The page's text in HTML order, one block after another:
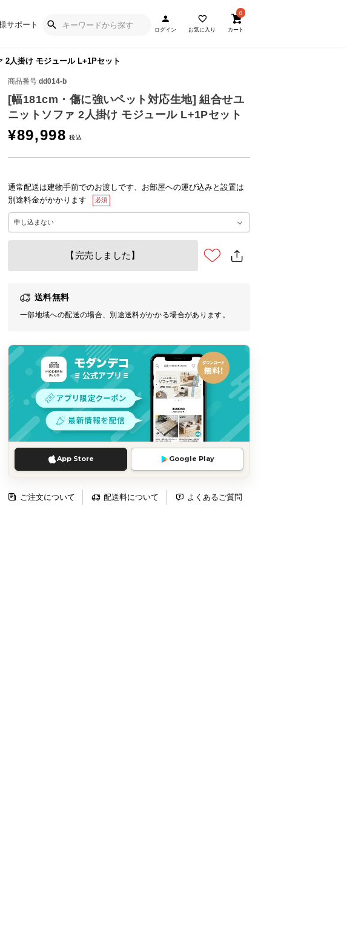
サポート
ログイン お気に入り
0
カート
人掛け モジュール L+1Pセット
商品番号 dd014-b
[幅181cm・傷に強いペット対応生地] 組合せユ
ニットソファ 2人掛け モジュール L+1Pセット
¥89,998
通常配送は建物手前でのお渡しです、お部屋への運び込みと設置は
別途料金がかかります
【完売しました】
送料無料
一部地域への配送の場合、別途送料がかかる場合があります。
App Store Google Play
ご注文について 配送料について よくあるご質問